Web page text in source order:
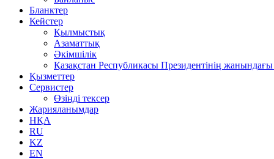
Бланктер
Кейстер
Қылмыстық
Азаматтық
Әкімшілік
Қазақстан Республикасы Президентінің
Қызметтер
Сервистер
Өзіңді тексер
Жарияланымдар
НҚА
RU
KZ
EN